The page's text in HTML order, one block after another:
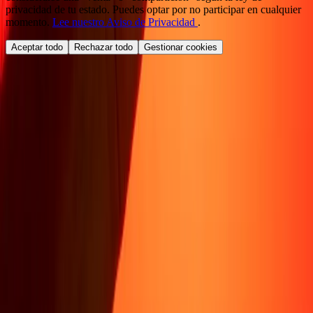
privacidad de tu estado. Puedes optar por no participar en cualquier
momento. Lee nuestro Aviso de Privacidad .
Aceptar todo Rechazar todo Gestionar cookies